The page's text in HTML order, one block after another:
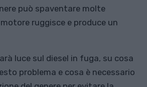
può spaventare molte
ruggisce e produce un
luce sul diesel in fuga, su cosa
problema e cosa è necessario